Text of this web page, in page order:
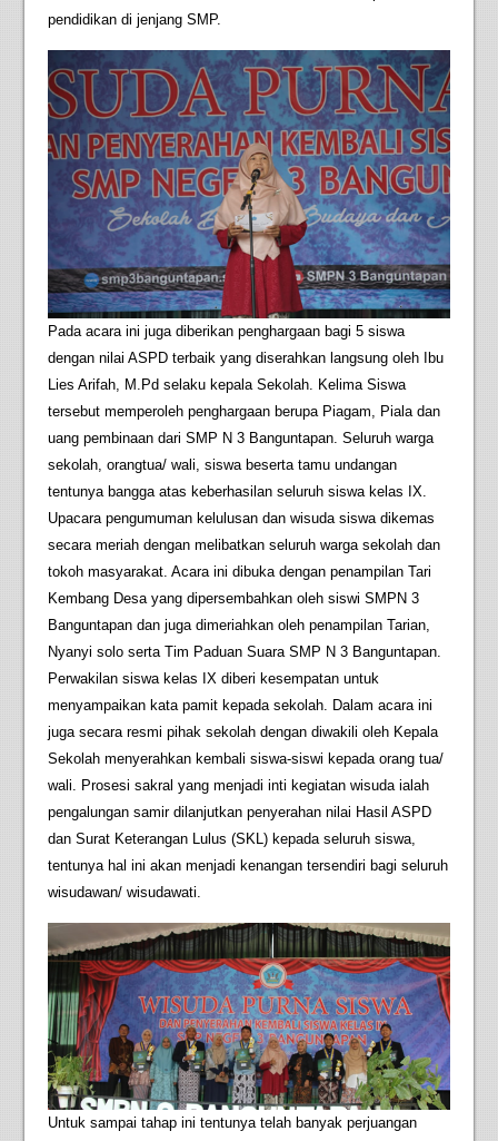
pendidikan di jenjang SMP.
Pada acara ini juga diberikan penghargaan bagi 5 siswa
dengan nilai ASPD terbaik yang diserahkan langsung oleh Ibu
Lies Arifah, M.Pd selaku kepala Sekolah. Kelima Siswa
tersebut memperoleh penghargaan berupa Piagam, Piala dan
uang pembinaan dari SMP N 3 Banguntapan. Seluruh warga
sekolah, orangtua/ wali, siswa beserta tamu undangan
tentunya bangga atas keberhasilan seluruh siswa kelas IX.
Upacara pengumuman kelulusan dan wisuda siswa dikemas
secara meriah dengan melibatkan seluruh warga sekolah dan
tokoh masyarakat. Acara ini dibuka dengan penampilan Tari
Kembang Desa yang dipersembahkan oleh siswi SMPN 3
Banguntapan dan juga dimeriahkan oleh penampilan Tarian,
Nyanyi solo serta Tim Paduan Suara SMP N 3 Banguntapan.
Perwakilan siswa kelas IX diberi kesempatan untuk
menyampaikan kata pamit kepada sekolah. Dalam acara ini
juga secara resmi pihak sekolah dengan diwakili oleh Kepala
Sekolah menyerahkan kembali siswa-siswi kepada orang tua/
wali. Prosesi sakral yang menjadi inti kegiatan wisuda ialah
pengalungan samir dilanjutkan penyerahan nilai Hasil ASPD
dan Surat Keterangan Lulus (SKL) kepada seluruh siswa,
tentunya hal ini akan menjadi kenangan tersendiri bagi seluruh
wisudawan/ wisudawati.
Untuk sampai tahap ini tentunya telah banyak perjuangan